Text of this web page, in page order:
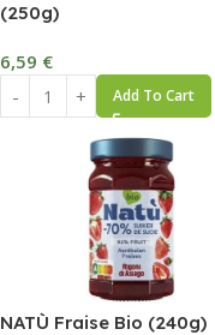
(250g)
6,59 €
Add To Cart
NATÙ Fraise Bio (240g)